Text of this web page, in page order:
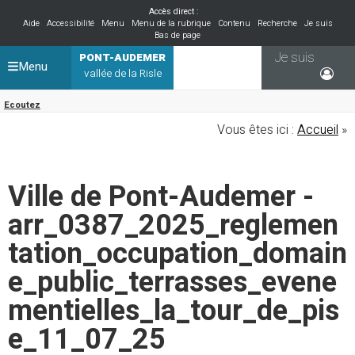
Accès direct :
Aide
Accessibilité Menu Menu de la rubrique Contenu Recherche
Je suis
Bas de page
PONT-AUDEMER
vallée de la Risle
Ecoutez
Je suis
Menu
Vous êtes ici : Accueil »
Ville de Pont-Audemer -
arr_0387_2025_reglemen
tation_occupation_domain
e_public_terrasses_evene
mentielles_la_tour_de_pis
e_11_07_25